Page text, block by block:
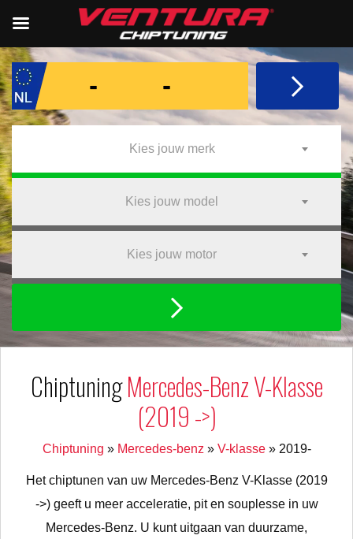
Kies jouw merk
Kies jouw model
Kies jouw motor
ChiptuningMercedes-Benz V-Klasse
(2019 ->)
Chiptuning » Mercedes-benz » V-klasse» 2019-
Het chiptunen van uw Mercedes-Benz V-Klasse (2019
->) geeft u meer acceleratie, pit en souplesse in uw
Mercedes-Benz. U kunt uitgaan van duurzame,